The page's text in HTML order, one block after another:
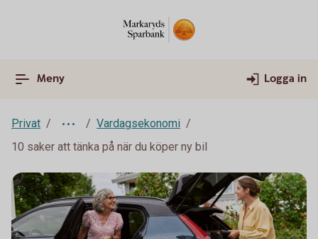
Meny Logga in
Privat
Vardagsekonomi
10 saker att tänka på när du köper ny bil